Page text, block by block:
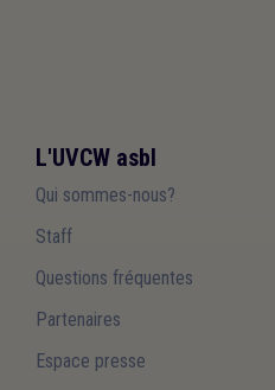
L'UVCW asbl
Qui sommes-nous?
Staff
Questions fréquentes
Partenaires
Espace presse